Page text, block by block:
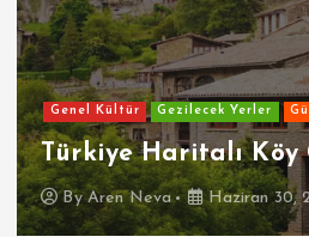
Genel Kültür Gezilecek Yerler
Türkiye Haritalı Köy
ByAren Neva Haziran 30,